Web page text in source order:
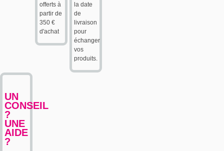
offerts à
partir de
350 €
d'achat
la date
de
livraison
pour
échanger
vos
produits.
UN
CONSEIL
?
UNE
AIDE
?